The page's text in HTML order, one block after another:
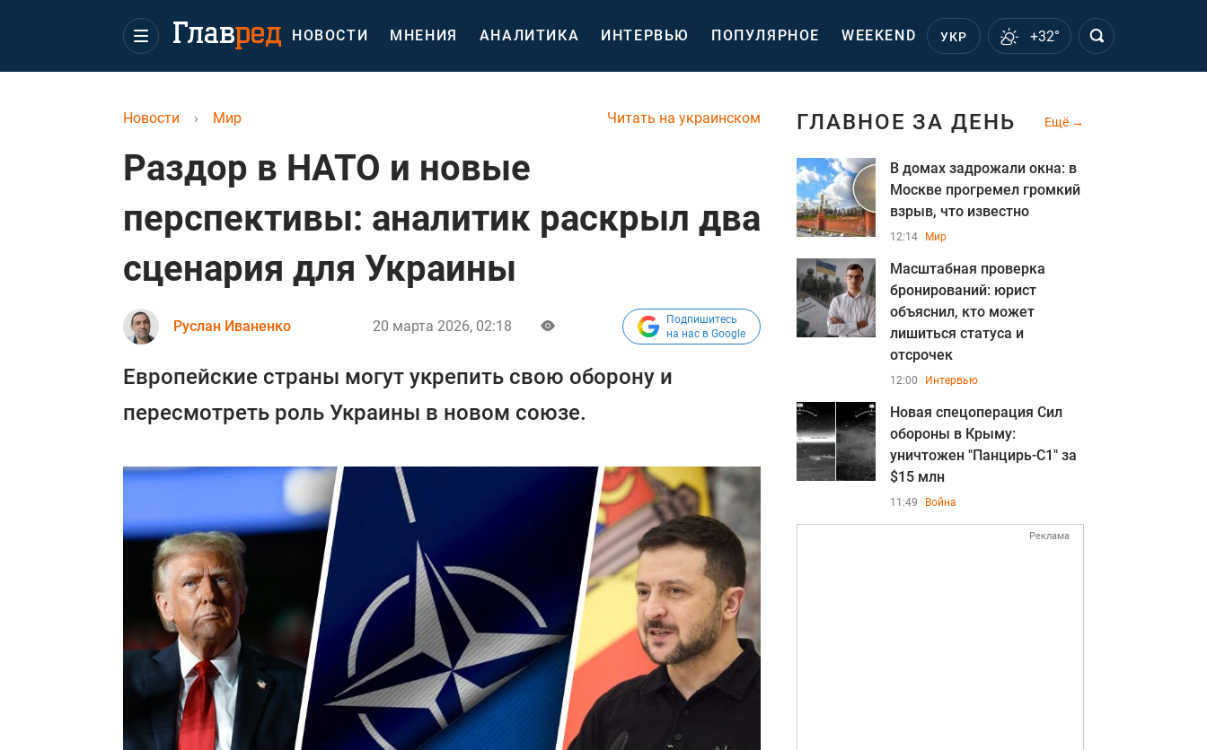
НОВОСТИ МНЕНИЯ АНАЛИТИКА ИНТЕРВЬЮ ПОПУЛЯРНОЕ WEEKEND УКР +32°
Читать на украинском
Новости › Мир
Раздор в НАТО и новые
перспективы: аналитик раскрыл два
сценария для Украины
Руслан Иваненко 20 марта 2026, 02:18
Подпишитесь
на нас в Google
Европейские страны могут укрепить свою оборону и
пересмотреть роль Украины в новом союзе.
ГЛАВНОЕ ЗА ДЕНЬ Ещё
В домах задрожали окна: в
Москве прогремел громкий
взрыв, что известно
12:14 Мир
Масштабная проверка
бронирований: юрист
объяснил, кто может
лишиться статуса и
отсрочек
12:00 Интервью
Новая спецоперация Сил
обороны в Крыму:
уничтожен "Панцирь-С1" за
$15 млн
11:49 Война
Реклама